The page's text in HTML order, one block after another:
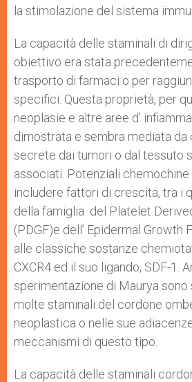
la stimolazione del sistema
La capacità delle staminali di
obiettivo era stata
trasporto di farmaci o per
specifici. Questa proprietà, per
neoplasie e altre aree d’
dimostrata e sembra mediata da
secrete dai tumori o dal tessuto
associati. Potenziali
includere fattori di crescita, tra i
della famiglia del Platelet
(PDGF)e dell’ Epidermal Growth
alle classiche sostanze
CXCR4 ed il suo ligando, SDF-1.
sperimentazione di Maurya
molte staminali del cordone
neoplastica o nelle sue
meccanismi di questo tipo.
La capacità delle staminali